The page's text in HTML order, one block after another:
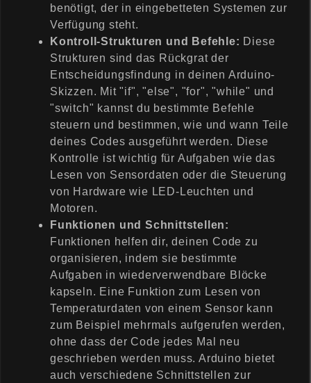
benötigt, der in eingebetteten Systemen zur
Verfügung steht.
Kontroll-Strukturen und Befehle: Diese
Strukturen sind das Rückgrat der
Entscheidungsfindung in deinen Arduino-
Skizzen. Mit "if", "else", "for", "while" und
"switch" kannst du bestimmte Befehle
steuern und bestimmen, wie und wann Teile
deines Codes ausgeführt werden. Diese
Kontrolle ist wichtig für Aufgaben wie das
Lesen von Sensordaten oder die Steuerung
von Hardware wie LED-Leuchten und
Motoren.
Funktionen und Schnittstellen:
Funktionen helfen dir, deinen Code zu
organisieren, indem sie bestimmte
Aufgaben in wiederverwendbare Blöcke
kapseln. Eine Funktion zum Lesen von
Temperaturdaten von einem Sensor kann
zum Beispiel mehrmals aufgerufen werden,
ohne dass der Code jedes Mal neu
geschrieben werden muss. Arduino bietet
auch verschiedene Schnittstellen zur